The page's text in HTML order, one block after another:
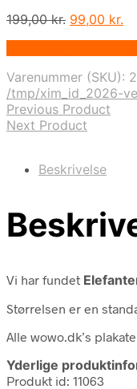
199,00kr. Den
199,00 kr..
99,00 kr.
Varenummer (SKU):
/tmp/xim_id_2026-
Previous Product
Next Product
Beskrivelse
Vi har fundet
Størrelsen er en
Alle wowo.dk’s
Yderlige
Produkt id: 11063